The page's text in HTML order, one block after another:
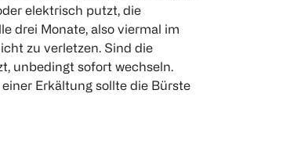
elektrisch putzt, die
drei Monate, also viermal im
zu verletzen. Sind die
unbedingt sofort wechseln.
Erkältung sollte die Bürste